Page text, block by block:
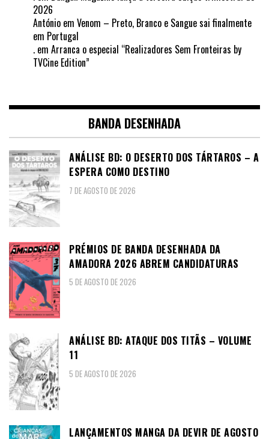
2026
António em Venom – Preto, Branco e Sangue sai finalmente
em Portugal
. em Arranca o especial “Realizadores Sem Fronteiras by
TVCine Edition”
BANDA DESENHADA
ANÁLISE BD: O DESERTO DOS TÁRTAROS – A
ESPERA COMO DESTINO
7 DE AGOSTO DE 2026
PRÉMIOS DE BANDA DESENHADA DA
AMADORA 2026 ABREM CANDIDATURAS
5 DE AGOSTO DE 2026
ANÁLISE BD: ATAQUE DOS TITÃS – VOLUME
11
5 DE AGOSTO DE 2026
LANÇAMENTOS MANGA DA DEVIR DE AGOSTO